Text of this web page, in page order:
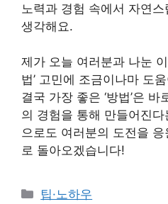
노력과 경험 속에서 자연
생각해요.
제가 오늘 여러분과 나눈
법’ 고민에 조금이나마 도
결국 가장 좋은 ‘방법’은
의 경험을 통해 만들어진
으로도 여러분의 도전을
로 돌아오겠습니다!
Categories
팁·노하우